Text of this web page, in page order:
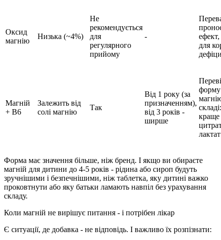
Оксид
магнію
Низька (~4%)
Не
рекомендується
для
регулярного
прийому
-
для
Магній
+ B6
Залежить від
солі магнію
Так
Від 1 року (за
призначенням),
від 3 років -
ширше
форму
складі:
краще
лактат
Форма має значення більше, ніж бренд. І якщо ви обираєте
магній для дитини до 4-5 років - рідина або сироп будуть
зручнішими і безпечнішими, ніж таблетка, яку дитині важко
проковтнути або яку батьки ламають навпіл без урахування
складу.
Коли магній не вирішує питання - і потрібен лікар
Є ситуації, де добавка - не відповідь. І важливо їх розпізнати: